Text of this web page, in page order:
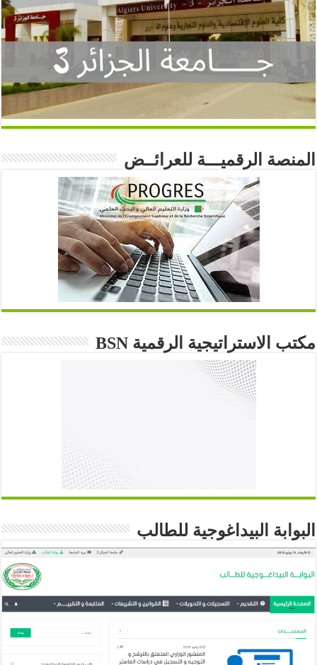
المنصة الرقميـــة للعرائــض
مكتب الاستراتيجية الرقمية BSN
البوابة البيداغوجية للطالب